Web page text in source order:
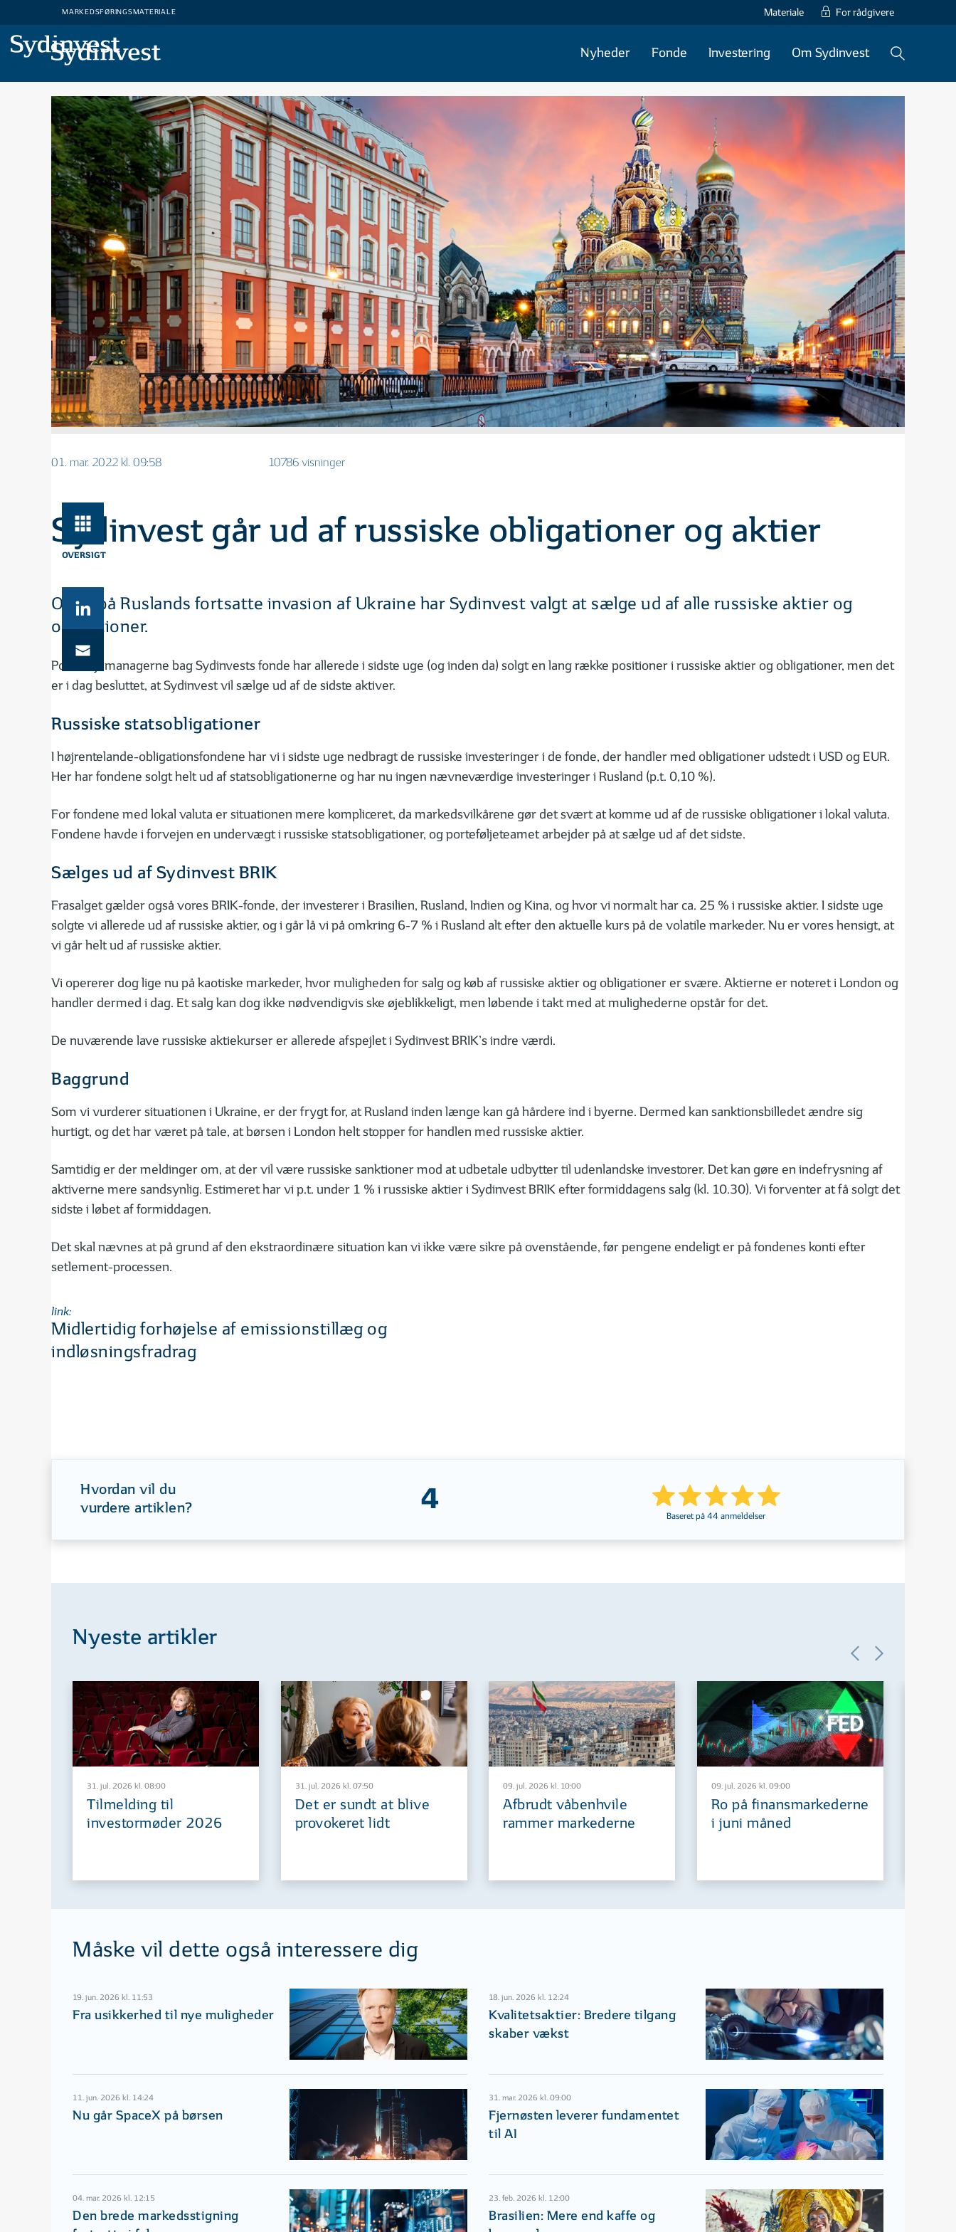
MARKEDSFØRINGSMATERIALE Materiale For rådgivere
MARKEDSFØRINGSMATERIALE
Nyheder Fonde Investering Om Sydinvest
OVERSIGT
01. mar. 2022 kl. 09:58 10786 visninger
Sydinvest går ud af russiske obligationer og aktier
Oven på Ruslands fortsatte invasion af Ukraine har Sydinvest valgt at sælge ud af alle russiske aktier og
obligationer.
Porteføljemanagerne bag Sydinvests fonde har allerede i sidste uge (og inden da) solgt en lang række positioner i russiske aktier og obligationer, men det
er i dag besluttet, at Sydinvest vil sælge ud af de sidste aktiver.
Russiske statsobligationer
I højrentelande-obligationsfondene har vi i sidste uge nedbragt de russiske investeringer i de fonde, der handler med obligationer udstedt i USD og EUR.
Her har fondene solgt helt ud af statsobligationerne og har nu ingen nævneværdige investeringer i Rusland (p.t. 0,10 %).
For fondene med lokal valuta er situationen mere kompliceret, da markedsvilkårene gør det svært at komme ud af de russiske obligationer i lokal valuta.
Fondene havde i forvejen en undervægt i russiske statsobligationer, og porteføljeteamet arbejder på at sælge ud af det sidste.
Sælges ud af Sydinvest BRIK
Frasalget gælder også vores BRIK-fonde, der investerer i Brasilien, Rusland, Indien og Kina, og hvor vi normalt har ca. 25 % i russiske aktier. I sidste uge
solgte vi allerede ud af russiske aktier, og i går lå vi på omkring 6-7 % i Rusland alt efter den aktuelle kurs på de volatile markeder. Nu er vores hensigt, at
vi går helt ud af russiske aktier.
Vi opererer dog lige nu på kaotiske markeder, hvor muligheden for salg og køb af russiske aktier og obligationer er svære. Aktierne er noteret i London og
handler dermed i dag. Et salg kan dog ikke nødvendigvis ske øjeblikkeligt, men løbende i takt med at mulighederne opstår for det.
De nuværende lave russiske aktiekurser er allerede afspejlet i Sydinvest BRIK’s indre værdi.
Baggrund
Som vi vurderer situationen i Ukraine, er der frygt for, at Rusland inden længe kan gå hårdere ind i byerne. Dermed kan sanktionsbilledet ændre sig
hurtigt, og det har været på tale, at børsen i London helt stopper for handlen med russiske aktier.
Samtidig er der meldinger om, at der vil være russiske sanktioner mod at udbetale udbytter til udenlandske investorer. Det kan gøre en indefrysning af
aktiverne mere sandsynlig. Estimeret har vi p.t. under 1 % i russiske aktier i Sydinvest BRIK efter formiddagens salg (kl. 10.30). Vi forventer at få solgt det
sidste i løbet af formiddagen.
Det skal nævnes at på grund af den ekstraordinære situation kan vi ikke være sikre på ovenstående, før pengene endeligt er på fondenes konti efter
setlement-processen.
link:
Midlertidig forhøjelse af emissionstillæg og
indløsningsfradrag
Hvordan vil du
vurdere artiklen?
4 Baseret på44 anmeldelser
Nyeste artikler
31. jul. 2026 kl. 08:00
Tilmelding til
investormøder 2026
31. jul. 2026 kl. 07:50
Det er sundt at blive
provokeret lidt
09. jul. 2026 kl. 10:00
Afbrudt våbenhvile
rammer markederne
09. jul. 2026 kl. 09:00
Ro på finansmarkederne
i juni måned
Måske vil dette også interessere dig
19. jun. 2026 kl. 11:53
Fra usikkerhed til nye muligheder
18. jun. 2026 kl. 12:24
Kvalitetsaktier: Bredere tilgang
skaber vækst
11. jun. 2026 kl. 14:24
Nu går SpaceX på børsen
31. mar. 2026 kl. 09:00
Fjernøsten leverer fundamentet
til AI
04. mar. 2026 kl. 12:15
Den brede markedsstigning
23. feb. 2026 kl. 12:00
Brasilien: Mere end kaffe og